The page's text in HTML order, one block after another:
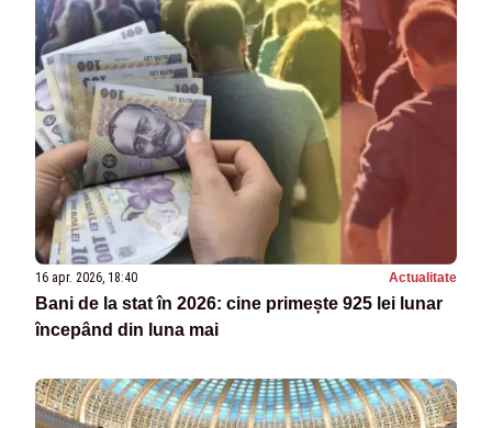
16 apr. 2026, 18:40 Actualitate
Bani de la stat în 2026: cine primește 925 lei lunar
începând din luna mai